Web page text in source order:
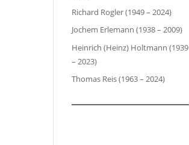
Richard Rogler (1949 – 2024)
Jochem Erlemann (1938 – 2009)
Heinrich (Heinz) Holtmann (1939
– 2023)
Thomas Reis (1963 – 2024)